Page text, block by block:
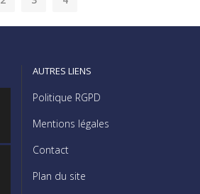
AUTRES LIENS
Politique RGPD
Mentions légales
Contact
Plan du site